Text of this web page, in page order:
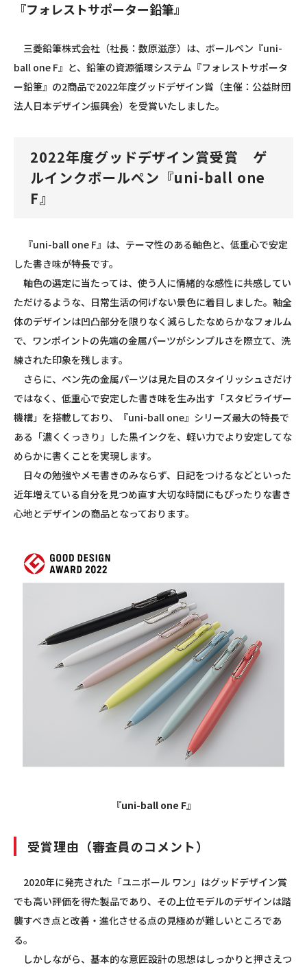
『フォレストサポーター鉛筆』
三菱鉛筆株式会社（社長：数原滋彦）は、ボールペン『uni-
ball one F』と、鉛筆の資源循環システム『フォレストサポータ
ー鉛筆』の2商品で2022年度グッドデザイン賞（主催：公益財団
法人日本デザイン振興会）を受賞いたしました。
2022年度グッドデザイン賞受賞 ゲ
ルインクボールペン『uni-ball one
F』
『uni-ball one F』は、テーマ性のある軸色と、低重心で安定
した書き味が特長です。
軸色の選定に当たっては、使う人に情緒的な感性に共感してい
ただけるような、日常生活の何げない景色に着目しました。軸全
体のデザインは凹凸部分を限りなく減らしたなめらかなフォルム
で、ワンポイントの先端の金属パーツがシンプルさを際立て、洗
練された印象を残します。
さらに、ペン先の金属パーツは見た目のスタイリッシュさだけ
ではなく、低重心で安定した書き味を生み出す「スタビライザー
機構」を搭載しており、『uni-ball one』シリーズ最大の特長で
ある「濃くくっきり」した黒インクを、軽い力でより安定してな
めらかに書くことを実現します。
日々の勉強やメモ書きのみならず、日記をつけるなどといった
近年増えている自分を見つめ直す大切な時間にもぴったりな書き
心地とデザインの商品となっております。
『uni-ball one F』
受賞理由（審査員のコメント）
2020年に発売された「ユニボール ワン」はグッドデザイン賞
でも高い評価を得た製品であり、その上位モデルのデザインは踏
襲すべき点と改善・進化させる点の見極めが難しいところであ
る。
しかしながら、基本的な意匠設計の思想はしっかりと押さえつ